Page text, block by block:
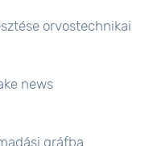
orvostechnikai
news
gráfba